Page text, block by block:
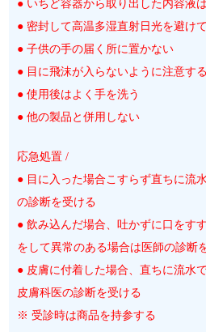
● いちど容器から取り出した内容液
● 密封して高温多湿直射日光を避け
● 子供の手の届く所に置かない
● 目に飛沫が入らないように注意する
● 使用後はよく手を洗う
● 他の製品と併用しない
応急処置 /
● 目に入った場合こすらず直ちに流
の診断を受ける
● 飲み込んだ場合、吐かずに口をす
をして異常のある場合は医師の診断
● 皮膚に付着した場合、直ちに流水
皮膚科医の診断を受ける
※ 受診時は商品を持参する